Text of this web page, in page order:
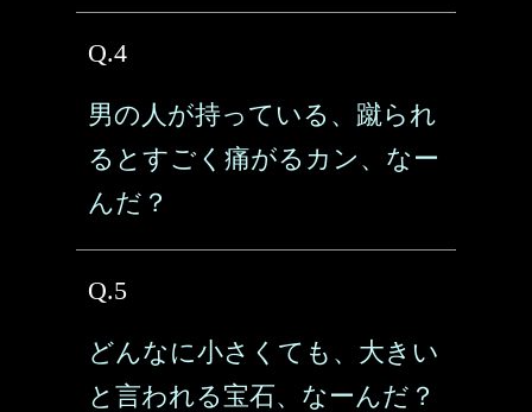
Q.4
男の人が持っている、蹴られ
るとすごく痛がるカン、なー
んだ？
Q.5
どんなに小さくても、大きい
と言われる宝石、なーんだ？